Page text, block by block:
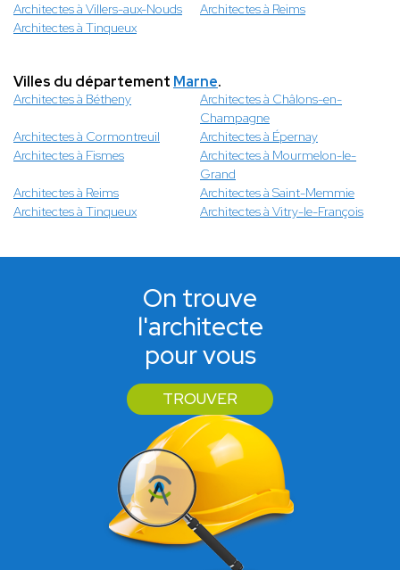
Architectes à Villers-aux-Nouds
Architectes à Reims
Architectes à Tinqueux
Villes du département Marne.
Architectes à Bétheny
Architectes à Châlons-en-
Champagne
Architectes à Cormontreuil
Architectes à Épernay
Architectes à Fismes
Architectes à Mourmelon-le-
Grand
Architectes à Reims
Architectes à Saint-Memmie
Architectes à Tinqueux
Architectes à Vitry-le-François
On trouve
l'architecte
pour vous
TROUVER